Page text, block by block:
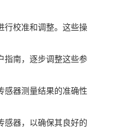
行校准和调整。这些操
指南，逐步调整这些参
感器测量结果的准确性
感器，以确保其良好的